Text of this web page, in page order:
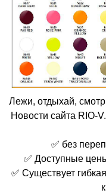
Лежи, отдыхай,
Новости сайта RIO-
✅ без
✅ Доступные
✅ Существует